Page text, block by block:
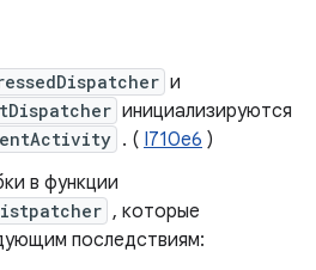
и
инициализируются
. ( I710e6 )
в функции
, которые
последствиям: